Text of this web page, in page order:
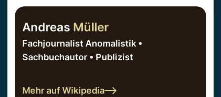
Andreas Müller
Fachjournalist Anomalistik •
Sachbuchautor • Publizist
Mehr auf Wikipedia